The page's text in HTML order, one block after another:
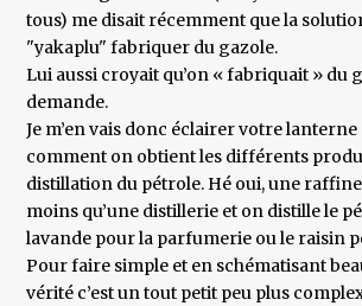
tous) me disait récemment que la
"yakaplu" fabriquer du gazole.
Lui aussi croyait qu’on « fabriquait » du
demande.
Je m’en vais donc éclairer votre
comment on obtient les différents
distillation du pétrole. Hé oui, une
moins qu’une distillerie et on distille le
lavande pour la parfumerie ou le raisin
Pour faire simple et en schématisant
vérité c’est un tout petit peu plus